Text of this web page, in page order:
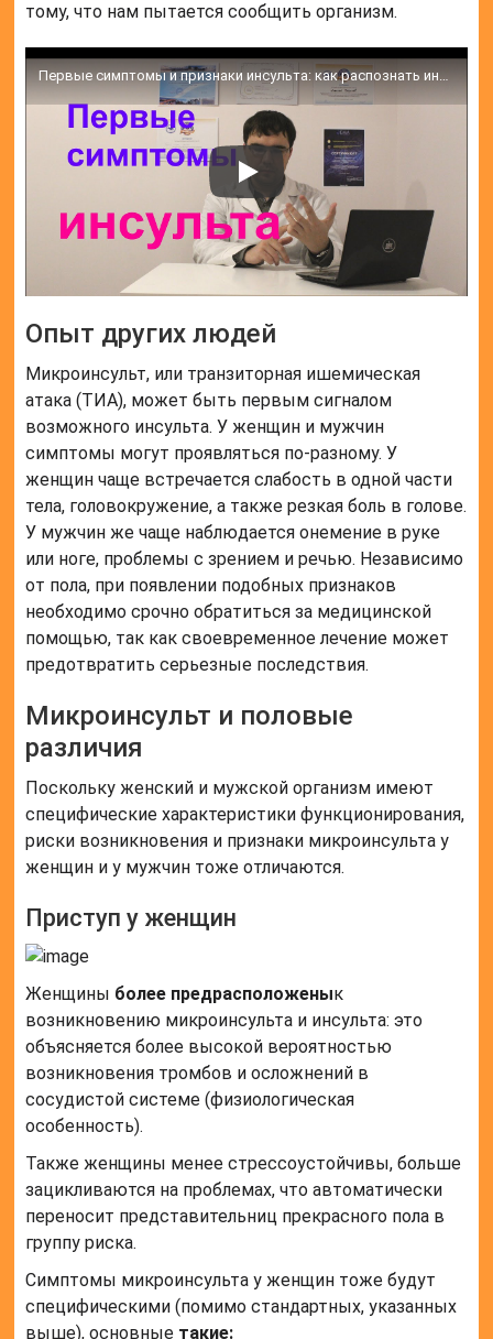
тому, что нам пытается сообщить организм.
Первые симптомы и признаки инсульта: как распознать инсульт?
Опыт других людей
Микроинсульт, или транзиторная ишемическая
атака (ТИА), может быть первым сигналом
возможного инсульта. У женщин и мужчин
симптомы могут проявляться по-разному. У
женщин чаще встречается слабость в одной части
тела, головокружение, а также резкая боль в голове.
У мужчин же чаще наблюдается онемение в руке
или ноге, проблемы с зрением и речью. Независимо
от пола, при появлении подобных признаков
необходимо срочно обратиться за медицинской
помощью, так как своевременное лечение может
предотвратить серьезные последствия.
Микроинсульт и половые
различия
Поскольку женский и мужской организм имеют
специфические характеристики функционирования,
риски возникновения и признаки микроинсульта у
женщин и у мужчин тоже отличаются.
Приступ у женщин
Женщины более предрасположенык
возникновению микроинсульта и инсульта: это
объясняется более высокой вероятностью
возникновения тромбов и осложнений в
сосудистой системе (физиологическая
особенность).
Также женщины менее стрессоустойчивы, больше
зацикливаются на проблемах, что автоматически
переносит представительниц прекрасного пола в
группу риска.
Симптомы микроинсульта у женщин тоже будут
специфическими (помимо стандартных, указанных
выше), основные такие: